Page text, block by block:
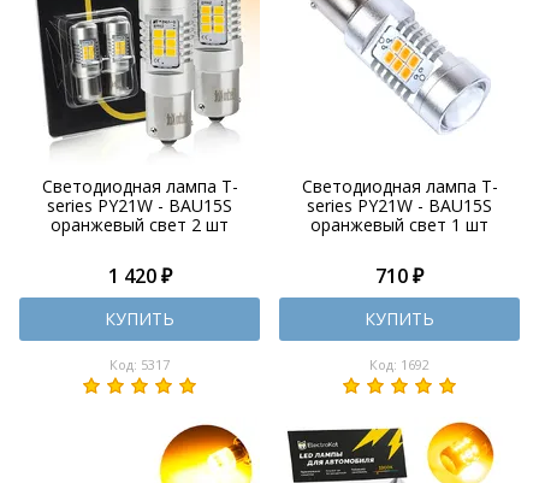
Светодиодная лампа T-
series PY21W - BAU15S
оранжевый свет 2 шт
1 420 ₽
КУПИТЬ
Код: 5317
Светодиодная лампа T-
series PY21W - BAU15S
оранжевый свет 1 шт
710 ₽
КУПИТЬ
Код: 1692